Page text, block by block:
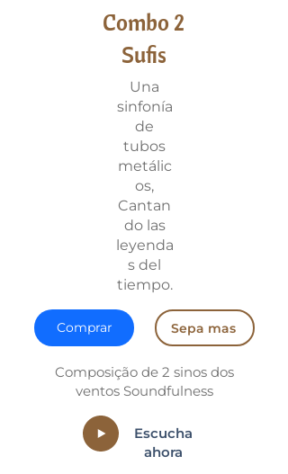
Combo 2
Sufis
Una
sinfonía
de
tubos
metálic
os,
Cantan
do las
leyenda
s del
tiempo.
Comprar Sepa mas
Composição de 2 sinos dos
ventos Soundfulness
Escucha
ahora